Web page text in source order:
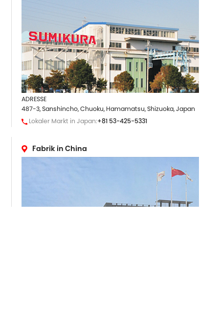
ADRESSE
487-3, Sanshincho, Chuoku, Hamamatsu, Shizuoka, Japan
Lokaler Markt in Japan:+81 53-425-5331
Fabrik in China